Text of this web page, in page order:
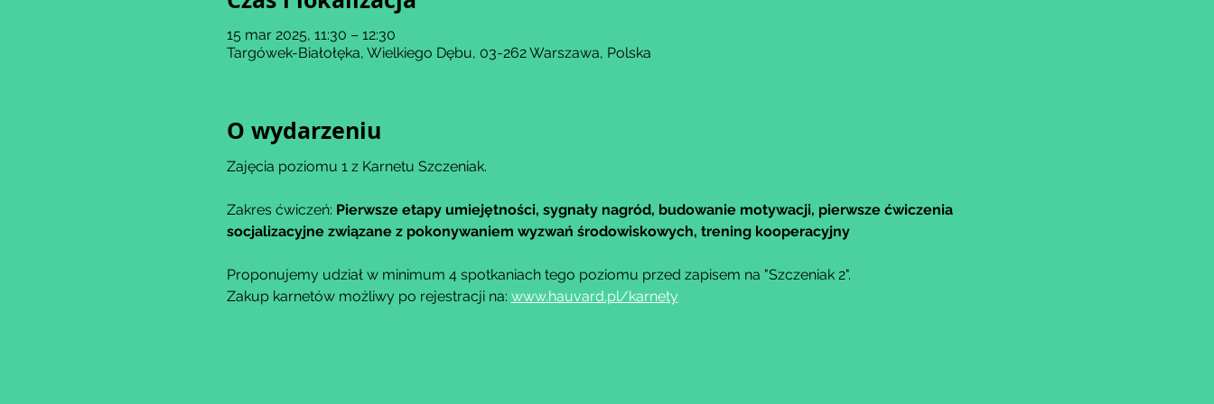
15 mar 2025, 11:30 – 12:30
Targówek-Białołęka, Wielkiego Dębu, 03-262 Warszawa, Polska
O wydarzeniu
Zajęcia poziomu 1 z Karnetu Szczeniak.
Zakres ćwiczeń: Pierwsze etapy umiejętności, sygnały nagród, budowanie motywacji, pierwsze ćwiczenia
socjalizacyjne związane z pokonywaniem wyzwań środowiskowych, trening kooperacyjny
Proponujemy udział w minimum 4 spotkaniach tego poziomu przed zapisem na "Szczeniak 2".
Zakup karnetów możliwy po rejestracji na: www.hauvard.pl/karnety